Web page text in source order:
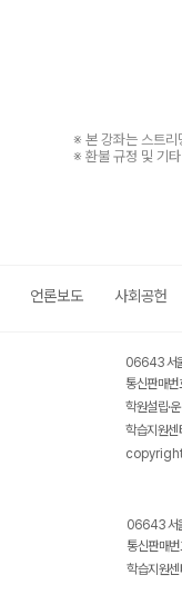
※ 본 강좌는 스트리
※ 환불 규정 및 기
언론보도 사회공헌
06643 서
통신판매
학원설립·
학습지원
06643 서
통신판매
학습지원